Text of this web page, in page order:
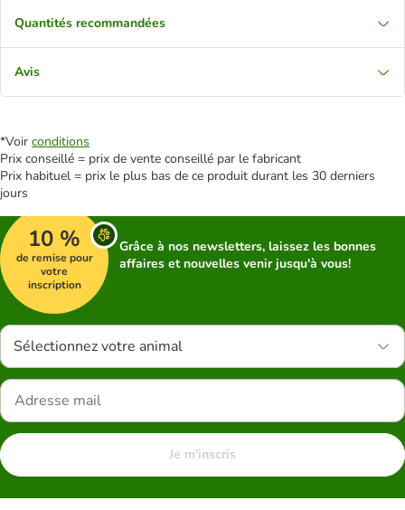
Quantités recommandées
Avis
*Voir conditions
Prix conseillé = prix de vente conseillé par le fabricant
Prix habituel = prix le plus bas de ce produit durant les 30 derniers
jours
10 %
de remise pour
votre
inscription
Grâce à nos newsletters, laissez les bonnes
affaires et nouvelles venir jusqu'à vous!
Sélectionnez votre animal
Je m'inscris